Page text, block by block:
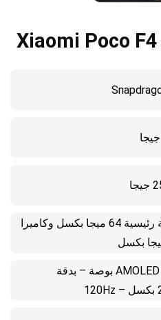
كاميرا خلفية رئيسية 64 ميجا بكسل وكاميرا
شاشة AMOLED 6.67 بوصة – بدقة